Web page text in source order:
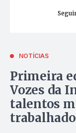
NOTÍCIAS
Primeira
Vozes da
talentos